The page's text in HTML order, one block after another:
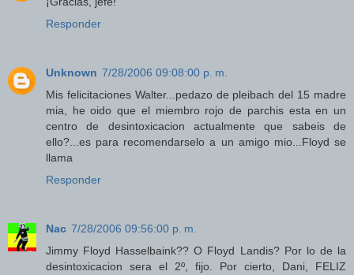
Responder
Unknown 7/28/2006 09:08:00 p. m.
Mis felicitaciones Walter...pedazo de pleibach del 15 madre
mia, he oido que el miembro rojo de parchis esta en un
centro de desintoxicacion actualmente que sabeis de
ello?...es para recomendarselo a un amigo mio...Floyd se
llama
Responder
Nac 7/28/2006 09:56:00 p. m.
Jimmy Floyd Hasselbaink?? O Floyd Landis? Por lo de la
desintoxicacion sera el 2º, fijo. Por cierto, Dani, FELIZ